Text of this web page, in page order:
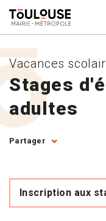
Stages
adultes
Vacances
Partager
Inscription aux